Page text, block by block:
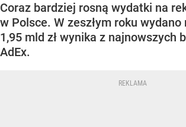
Coraz bardziej rosną wydatki na
w Polsce. W zeszłym roku
1,95 mld zł wynika z najnowszych
AdEx.